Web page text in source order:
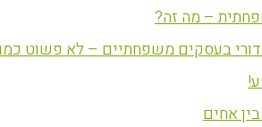
– מה זה?
בעסקים משפחתיים – לא פשוט כמו
אחים